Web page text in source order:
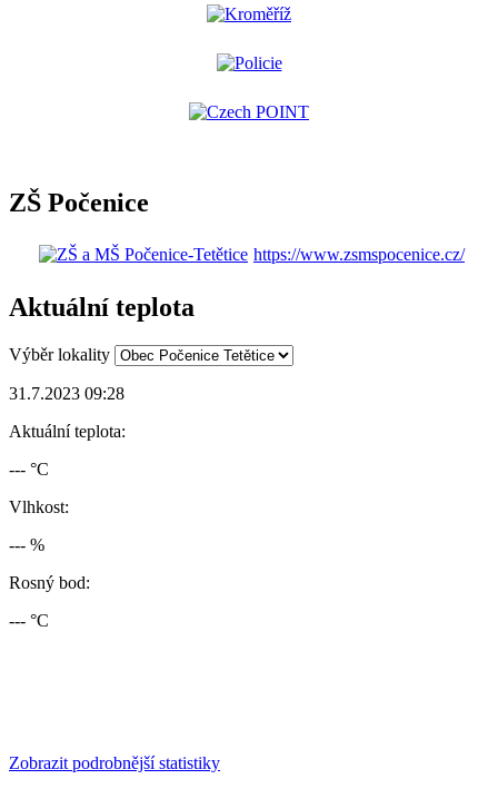
ZŠ Počenice
https://www.zsmspocenice.cz/
Aktuální teplota
Výběr lokality
31.7.2023 09:28
Aktuální teplota:
--- °C
Vlhkost:
--- %
Rosný bod:
--- °C
Zobrazit podrobnější statistiky